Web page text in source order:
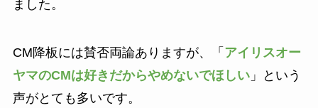
ました。
CM降板には賛否両論ありますが、「 アイリスオー
ヤマのCMは好きだからやめないでほしい」という
声がとても多いです。